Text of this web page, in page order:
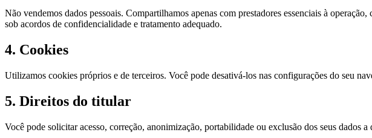
Não vendemos dados pessoais. Compartilhamos apenas com prestadores essenciais à
sob acordos de confidencialidade e tratamento adequado.
4. Cookies
Utilizamos cookies próprios e de terceiros. Você pode desativá-los nas configurações do seu
5. Direitos do titular
Você pode solicitar acesso, correção, anonimização, portabilidade ou exclusão dos seus dados